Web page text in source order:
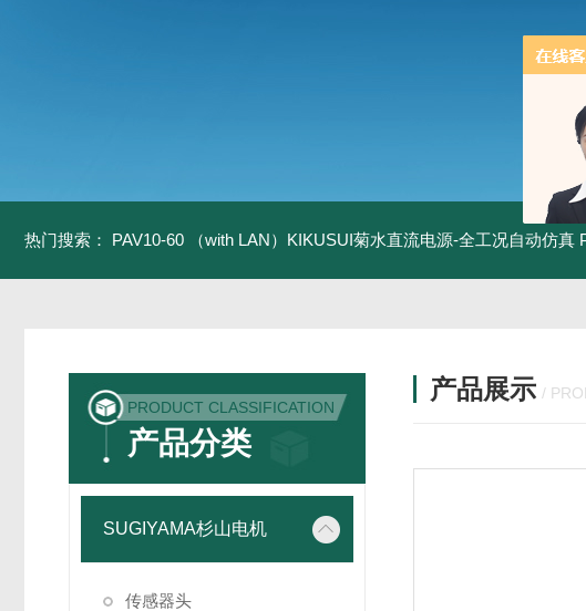
热门搜索： PAV10-60 （with LAN）KIKUSUI菊水直流电源-全工况自动仿真
PRODUCT CLASSIFICATION
产品分类
SUGIYAMA杉山电机
传感器头
产品展示 /